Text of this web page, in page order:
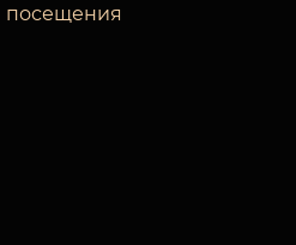
посещения